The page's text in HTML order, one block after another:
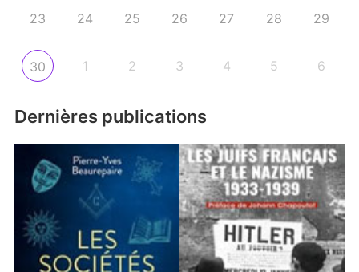
23 24 25 26 27 28 29
30 1 2 3 4 5 6
Dernières publications